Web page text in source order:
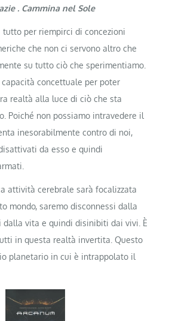
. Cammina nel Sole
per riempirci di concezioni
che non ci servono altro che
su tutto ciò che sperimentiamo.
concettuale per poter
realtà alla luce di ciò che sta
Poiché non possiamo intravedere il
inesorabilmente contro di noi,
​​da esso e quindi
attività cerebrale sarà focalizzata
mondo, saremo disconnessi dalla
vita e quindi disinibiti dai vivi. È
in questa realtà invertita. Questo
planetario in cui è intrappolato il